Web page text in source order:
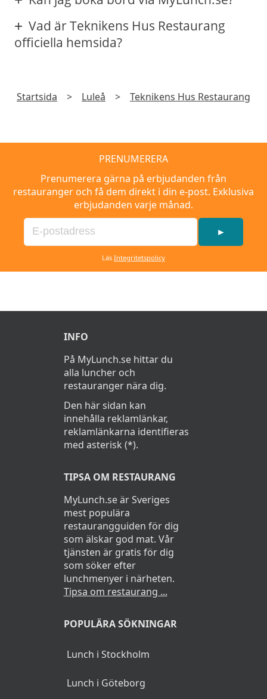
Vad är Teknikens Hus Restaurang
officiella hemsida?
Startsida > Luleå > Teknikens Hus Restaurang
PRENUMERERA
Prenumerera gärna på erbjudanden från
restauranger och få dem direkt i din e-post. Exklusiva
erbjudanden varje månad.
►
Läs Integritetspolicy
INFO
På MyLunch.se hittar du
alla luncher och
restauranger nära dig.
Den här sidan kan
innehålla reklamlänkar,
reklamlänkarna identifieras
med asterisk (*).
TIPSA OM RESTAURANG
MyLunch.se är Sveriges
mest populära
restaurangguiden för dig
som älskar god mat. Vår
tjänsten är gratis för dig
som söker efter
lunchmenyer i närheten.
Tipsa om restaurang ...
POPULÄRA SÖKNINGAR
Lunch i Stockholm
Lunch i Göteborg